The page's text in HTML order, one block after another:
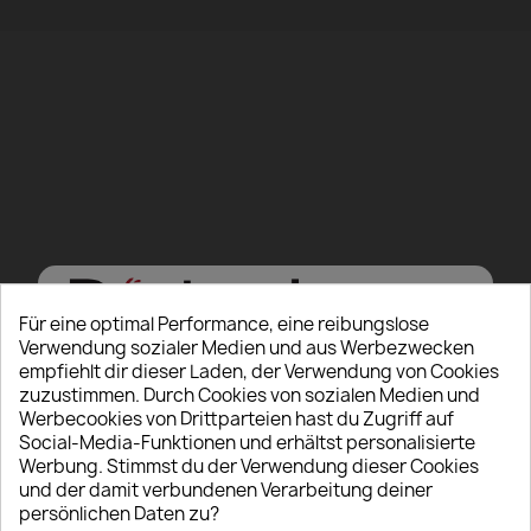
Hello there, Care to
show us some ID?
Für eine optimal Performance, eine reibungslose
Verwendung sozialer Medien und aus Werbezwecken
empfiehlt dir dieser Laden, der Verwendung von Cookies
zuzustimmen. Durch Cookies von sozialen Medien und
Werbecookies von Drittparteien hast du Zugriff auf
Social-Media-Funktionen und erhältst personalisierte
Werbung. Stimmst du der Verwendung dieser Cookies
und der damit verbundenen Verarbeitung deiner
persönlichen Daten zu?